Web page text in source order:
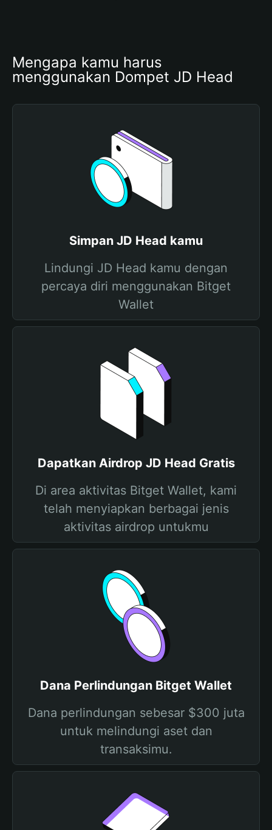
Mengapa kamu harus
menggunakan Dompet JD Head
Simpan JD Head kamu
Lindungi JD Head kamu dengan
percaya diri menggunakan Bitget
Wallet
Dapatkan Airdrop JD Head Gratis
Di area aktivitas Bitget Wallet, kami
telah menyiapkan berbagai jenis
aktivitas airdrop untukmu
Dana Perlindungan Bitget Wallet
Dana perlindungan sebesar $300 juta
untuk melindungi aset dan
transaksimu.